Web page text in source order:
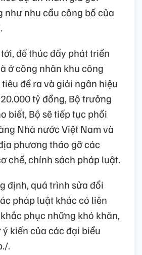
như nhu cầu công bố của
để thúc đẩy phát triển
ở công nhân khu công
đề ra và giải ngân hiệu
tỷ đồng, Bộ trưởng
biết, Bộ sẽ tiếp tục phối
Nhà nước Việt Nam và
phương tháo gỡ các
chế, chính sách pháp luật.
định, quá trình sửa đổi
pháp luật khác có liên
phục những khó khăn,
kiến của các đại biểu
.